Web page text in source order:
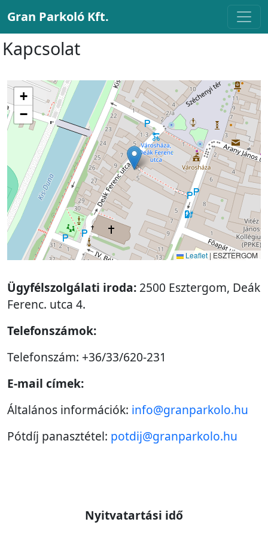
Gran Parkoló Kft.
Kapcsolat
+
−
Leaflet | ESZTERGOM
Ügyfélszolgálati iroda: 2500 Esztergom, Deák
Ferenc. utca 4.
Telefonszámok:
Telefonszám: +36/33/620-231
E-mail címek:
Általános információk: info@granparkolo.hu
Pótdíj panasztétel: potdij@granparkolo.hu
Nyitvatartási idő